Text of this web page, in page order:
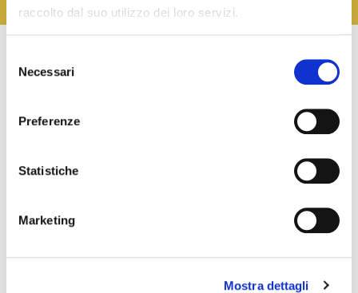
raccolto dal suo utilizzo dei loro servizi.
delNecessari
Preferenze
Statistiche
Marketing
Mostra dettagli
molto spesso inviti cartacei per eventi e vernissage.
Ho scelto il servizio di Prima Posta Sailpost perché,
e il postino Sailpost ritira la corrispondenza
direttamente dal mio ufficio! Veramente un servizio